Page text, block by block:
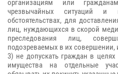
организациям или
чрезвычайных ситуаций и
обстоятельствах, для
лиц, нуждающихся в скорой
преследования лиц,
подозреваемых в их
3) не допускать граждан в
имущества на отдельные